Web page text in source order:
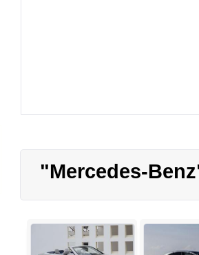
"Mercedes-